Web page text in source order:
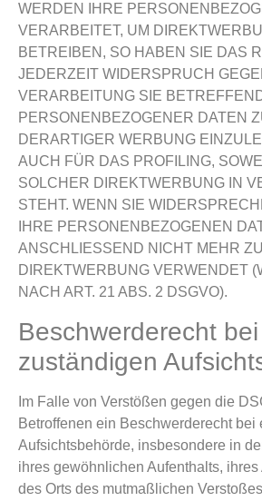
WERDEN IHRE
VERARBEITET, UM
BETREIBEN, SO HABEN SIE DAS
JEDERZEIT WIDERSPRUCH
VERARBEITUNG SIE
PERSONENBEZOGENER DATEN
DERARTIGER WERBUNG
AUCH FÜR DAS PROFILING,
SOLCHER DIREKTWERBUNG IN
STEHT. WENN SIE
IHRE PERSONENBEZOGENEN
ANSCHLIESSEND NICHT MEHR
DIREKTWERBUNG VERWENDET
NACH ART. 21 ABS. 2 DSGVO).
Beschwerde­recht
zuständigen
Im Falle von Verstößen gegen die
Betroffenen ein Beschwerderecht bei
Aufsichtsbehörde, insbesondere in
ihres gewöhnlichen Aufenthalts,
des Orts des mutmaßlichen